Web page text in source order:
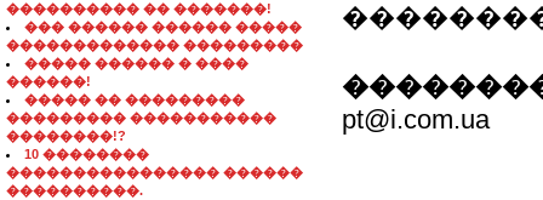
���������� �� �������!
��� ������ ������ �����
������������� ���������
����� ������ � ����
������!
����� �� ���������
��������� �����������
��������!?
10 ��������
���������������� ������
����������.
pt@i.com.ua